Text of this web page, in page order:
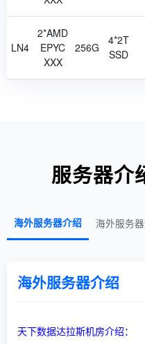
LN4
2*AMD
EPYC
XXX
256G
4*2T
SSD
服务器介
海外服务器介绍 海外服务
海外服务器介绍
天下数据达拉斯机房介绍：